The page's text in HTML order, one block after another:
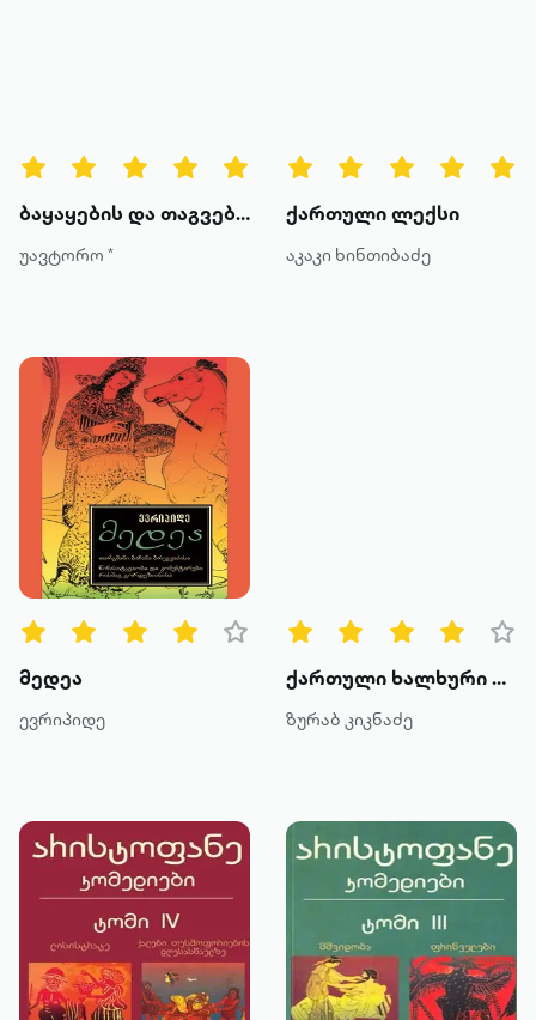
ბაყაყების და თაგვების ომი
უავტორო *
ქართული ლექსი
აკაკი ხინთიბაძე
მედეა
ევრიპიდე
ქართული ხალხური ეპოსი
ზურაბ კიკნაძე